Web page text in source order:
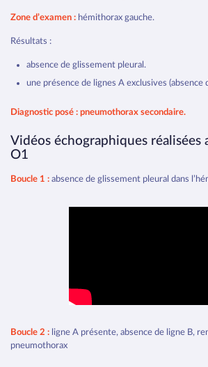
Zone d’examen : hémithorax gauche.
Résultats :
absence de glissement pleural.
une présence de lignes A exclusives (absence
Diagnostic posé : pneumothorax secondaire.
Vidéos échographiques réalisées
O1
Boucle 1 : absence de glissement pleural dans
Boucle 2 : ligne A présente, absence de ligne B,
pneumothorax